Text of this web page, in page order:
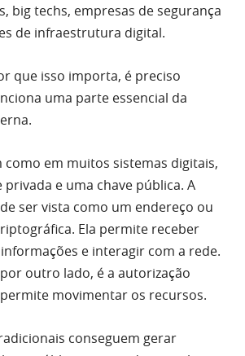
big techs, empresas de segurança
de infraestrutura digital.
que isso importa, é preciso
uma parte essencial da
como em muitos sistemas digitais,
privada e uma chave pública. A
ser vista como um endereço ou
Ela permite receber
e interagir com a rede.
outro lado, é a autorização
movimentar os recursos.
conseguem gerar